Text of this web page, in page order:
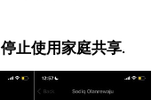
停止使用家庭共享.